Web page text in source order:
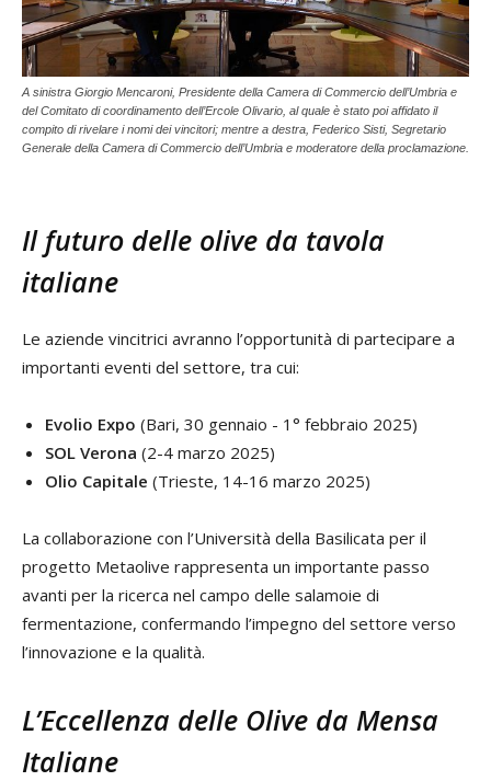
A sinistra Giorgio Mencaroni, Presidente della Camera di Commercio dell’Umbria e
del Comitato di coordinamento dell’Ercole Olivario, al quale è stato poi affidato il
compito di rivelare i nomi dei vincitori; mentre a destra, Federico Sisti, Segretario
Generale della Camera di Commercio dell’Umbria e moderatore della proclamazione.
Il futuro delle olive da tavola
italiane
Le aziende vincitrici avranno l’opportunità di partecipare a
importanti eventi del settore, tra cui:
Evolio Expo (Bari, 30 gennaio - 1° febbraio 2025)
SOL Verona (2-4 marzo 2025)
Olio Capitale (Trieste, 14-16 marzo 2025)
La collaborazione con l’Università della Basilicata per il
progetto Metaolive rappresenta un importante passo
avanti per la ricerca nel campo delle salamoie di
fermentazione, confermando l’impegno del settore verso
l’innovazione e la qualità.
L’Eccellenza delle Olive da Mensa
Italiane